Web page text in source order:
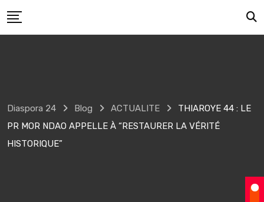
to
Diaspora 24 Blog ACTUALITE
THIAROYE 44 : LE
PR MOR NDAO APPELLE À “RESTAURER LA VÉRITÉ
HISTORIQUE”